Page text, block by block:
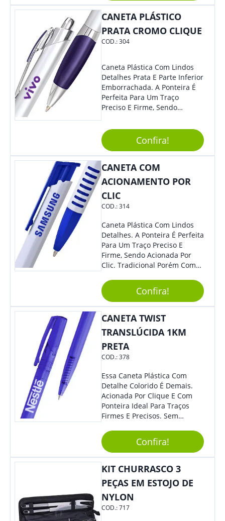
CANETA PLÁSTICO
PRATA CROMO CLIQUE
COD.:304
Caneta Plástica Com Lindos
Detalhes Prata E Parte Inferior
Emborrachada. A Ponteira É
Perfeita Para Um Traço
Preciso E Firme, Sendo
Tradicional Porém Com
Design Minimalista Que Faz
Toda Diferença.
Confira!
CANETA COM
ACIONAMENTO POR
CLIC
COD.:314
Caneta Plástica Com Lindos
Detalhes. A Ponteira É Perfeita
Para Um Traço Preciso E
Firme, Sendo Acionada Por
Clic. Tradicional Porém Com
Toda Diferença.
Confira!
CANETA TWIST
TRANSLÚCIDA 1KM
PRETA
COD.:378
Essa Caneta Plástica Com
Detalhe Colorido É Demais.
Acionada Por Clique E Com
Ponteira Ideal Para Traços
Firmes E Precisos. Sem
Brinde Para Representar Sua
Marca.
Confira!
KIT CHURRASCO 3
PEÇAS EM ESTOJO DE
NYLON
COD.:717